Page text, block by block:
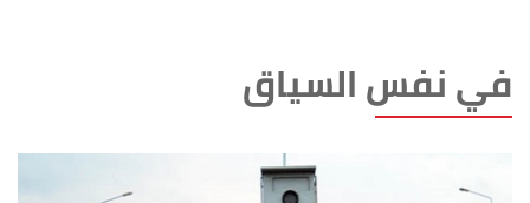
في نفس السياق